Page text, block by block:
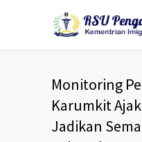
Monitoring
Karumkit
Jadikan